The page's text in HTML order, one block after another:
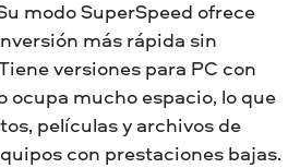
modo SuperSpeed ofrece
más rápida sin
versiones para PC con
ocupa mucho espacio, lo que
películas y archivos de
con prestaciones bajas.